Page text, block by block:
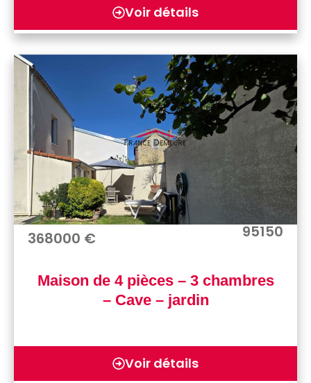
Voir détails
368000 €
Maison de 4 pièces – 3 chambres
– Cave – jardin
95150
Voir détails